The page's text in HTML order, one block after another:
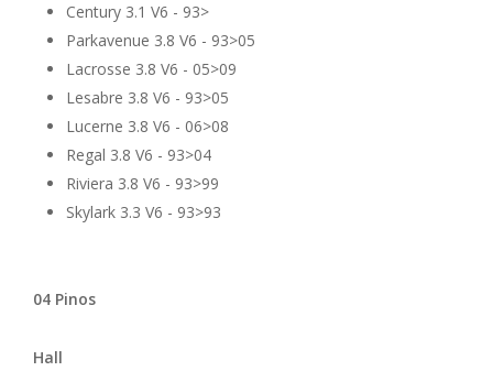
Century 3.1 V6 - 93>
Parkavenue 3.8 V6 - 93>05
Lacrosse 3.8 V6 - 05>09
Lesabre 3.8 V6 - 93>05
Lucerne 3.8 V6 - 06>08
Regal 3.8 V6 - 93>04
Riviera 3.8 V6 - 93>99
Skylark 3.3 V6 - 93>93
04 Pinos
Hall